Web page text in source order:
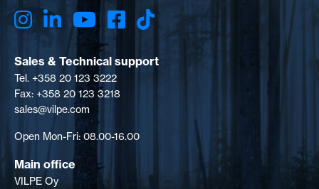
Sales & Technical support
Tel. +358 20 123 3222
Fax: +358 20 123 3218
sales@vilpe.com
Open Mon-Fri: 08.00-16.00
Main office
VILPE Oy